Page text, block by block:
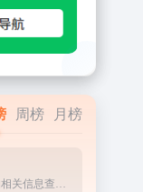
周榜 月榜
提供全国法院执行案件的相关信息查询服务